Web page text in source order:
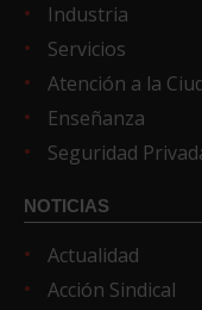
Industria
Servicios
Atención a la
Enseñanza
Seguridad
NOTICIAS
Actualidad
Acción Sindical